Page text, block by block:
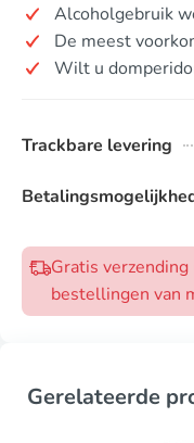
Alcoholgebruik
De meest
Wilt u
Trackbare levering
Gratis
bestellingen van
Gerelateerde